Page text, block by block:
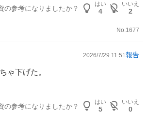
の参考になりましたか？
はい
4
いいえ
2
No. 1677
2026/7/29 11:51 報告
ゃ下げた。
の参考になりましたか？
はい
5
いいえ
0